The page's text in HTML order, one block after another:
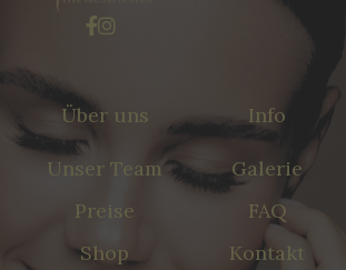

Über uns
Unser Team
Preise
Shop
Info
Galerie
FAQ
Kontakt